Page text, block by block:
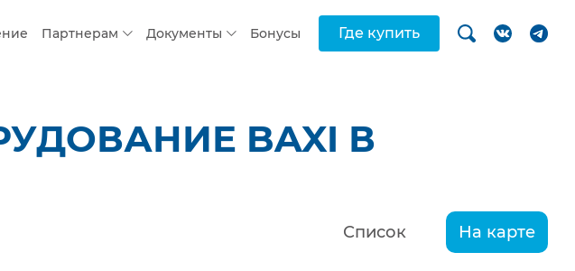
Партнерам Документы Бонусы Где купить
BAXI В
Список На карте